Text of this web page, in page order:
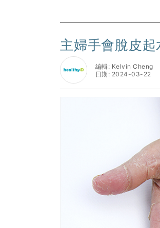
主婦手會脫皮
編輯: Kelvin Cheng
日期: 2024-03-22